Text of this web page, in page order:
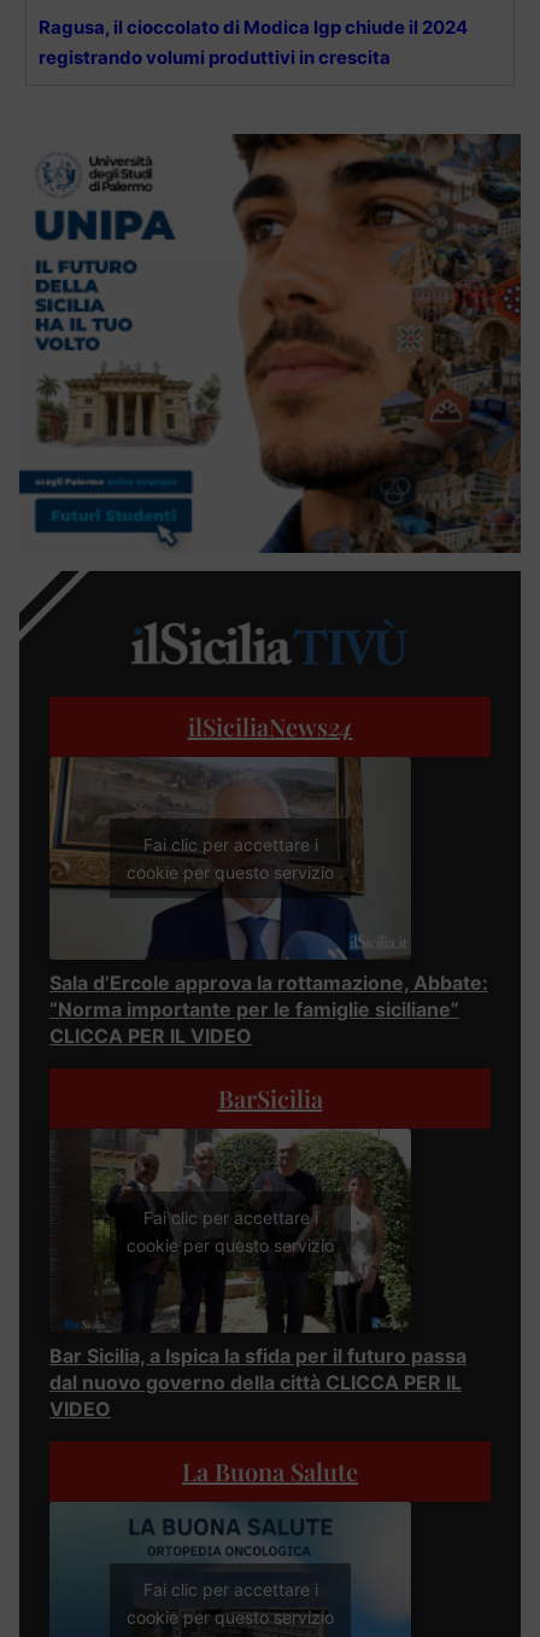
Ragusa, il cioccolato di Modica Igp chiude il 2024
registrando volumi produttivi in crescita
ilSiciliaNews24
Fai clic per accettare i
cookie per questo servizio
Sala d’Ercole approva la rottamazione, Abbate:
“Norma importante per le famiglie siciliane”
CLICCA PER IL VIDEO
BarSicilia
Fai clic per accettare i
cookie per questo servizio
Bar Sicilia, a Ispica la sfida per il futuro passa
dal nuovo governo della città CLICCA PER IL
VIDEO
La Buona Salute
Fai clic per accettare i
cookie per questo servizio